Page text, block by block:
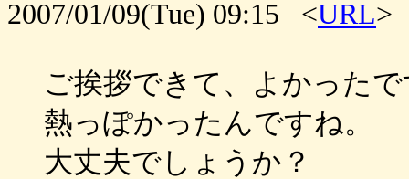
2007/01/09(Tue) 09:15 <URL>
ご挨拶できて、よかった
熱っぽかったんですね。
大丈夫でしょうか？